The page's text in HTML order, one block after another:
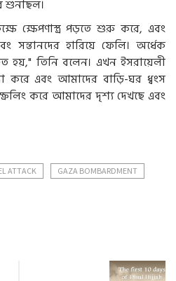
ক্ষেপণাস্ত্র পড়তে শুরু করে, এবং
হারিয়ে ফেলি। অর্ধেক
তিনি বলেন। এখন ইসরায়েলী
করে এবং আমাদের বাড়ি-ঘর ধ্বংস
করে আমাদের দৃশ্য দেখছে এবং
ATTACK GAZA BOMBARDMENT